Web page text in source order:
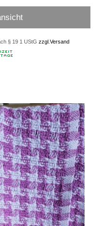
§ 19 1 UStGzzgl.Versand